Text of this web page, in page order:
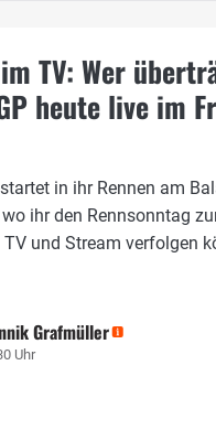
TV: Wer
heute live im
in ihr Rennen am
ihr den Rennsonntag
und Stream verfolgen
Grafmüller
Uhr